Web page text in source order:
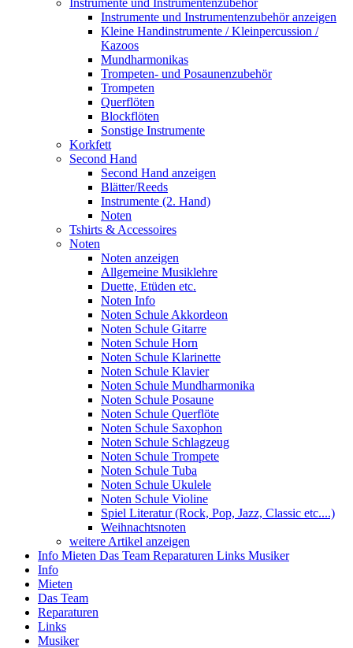
Instrumente und Instrumentenzubehör
Instrumente und Instrumentenzubehör anzeigen
Kleine Handinstrumente / Kleinpercussion /
Kazoos
Mundharmonikas
Trompeten- und Posaunenzubehör
Trompeten
Querflöten
Blockflöten
Sonstige Instrumente
Korkfett
Second Hand
Second Hand anzeigen
Blätter/Reeds
Instrumente (2. Hand)
Noten
Tshirts & Accessoires
Noten
Noten anzeigen
Allgemeine Musiklehre
Duette, Etüden etc.
Noten Info
Noten Schule Akkordeon
Noten Schule Gitarre
Noten Schule Horn
Noten Schule Klarinette
Noten Schule Klavier
Noten Schule Mundharmonika
Noten Schule Posaune
Noten Schule Querflöte
Noten Schule Saxophon
Noten Schule Schlagzeug
Noten Schule Trompete
Noten Schule Tuba
Noten Schule Ukulele
Noten Schule Violine
Spiel Literatur (Rock, Pop, Jazz, Classic etc....)
Weihnachtsnoten
weitere Artikel anzeigen
Info Mieten Das Team Reparaturen Links Musiker
Info
Mieten
Das Team
Reparaturen
Links
Musiker